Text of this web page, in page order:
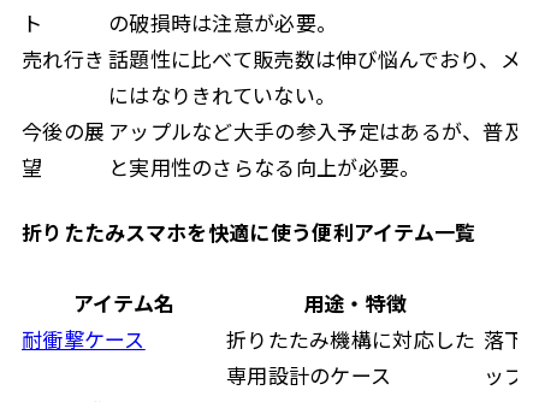
ト
の破損時は注意が必要。
売れ行き 話題性に比べて販売数は伸び悩んでおり、メ
にはなりきれていない。
今後の展
望
アップルなど大手の参入予定はあるが、普及
と実用性のさらなる向上が必要。
折りたたみスマホを快適に使う便利アイテム一覧
アイテム名 用途・特徴
耐衝撃ケース
折りたたみ機構に対応した
専用設計のケース
落下
ップ